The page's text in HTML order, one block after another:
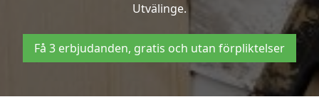
Utvälinge.
Få 3 erbjudanden, gratis och utan förpliktelser